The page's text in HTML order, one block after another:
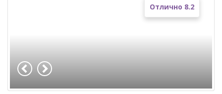
Отлично 8.2